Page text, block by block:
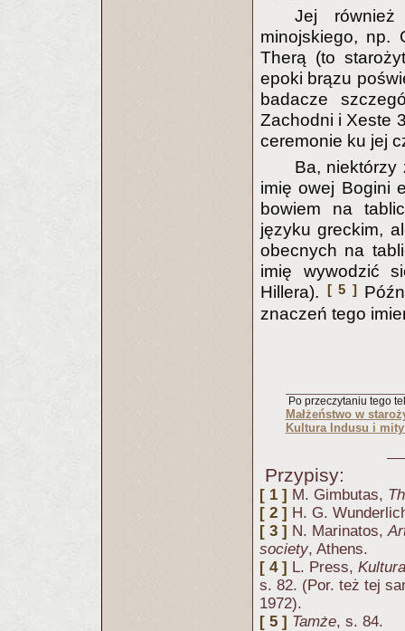
Jej
minojskiego, np.
Therą (to
epoki brązu
badacze
Zachodni i Xeste
ceremonie ku jej
Ba, niektórzy
imię owej Bogini
bowiem na
języku greckim,
obecnych na
imię wywodzić
Hillera). [ 5 ]
znaczeń tego
Po przeczytaniu tego
Małżeństwo w
Kultura Indusu i
Przypisy:
[ 1 ] M. Gimbutas,
[ 2 ] H. G.
[ 3 ] N. Marinatos,
society, Athens.
[ 4 ] L. Press,
s. 82. (Por. też tej
1972).
[ 5 ] Tamże, s. 84.